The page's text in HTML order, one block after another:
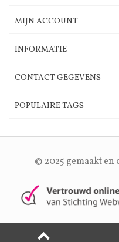
MIJN ACCOUNT
INFORMATIE
CONTACT GEGEVENS
POPULAIRE TAGS
© 2025 gemaakt